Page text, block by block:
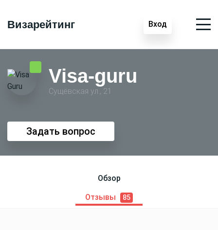
Визарейтинг Вход
Visa-guru
Сущёвская ул., 21
Задать вопрос
Обзор
Отзывы 85